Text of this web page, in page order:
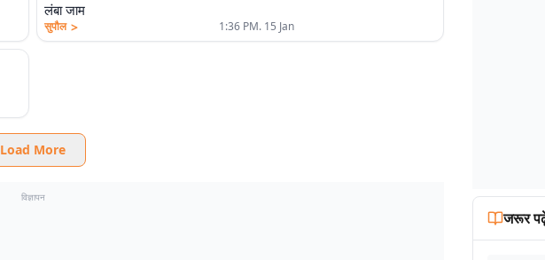
लंबा जाम
सुपौल > 1:36 PM. 15 Jan
Load More
विज्ञापन
जरूर